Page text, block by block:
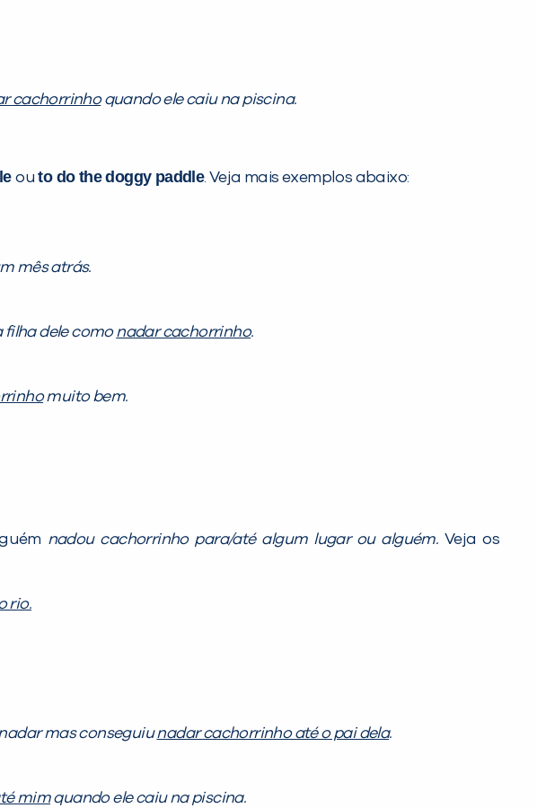
cachorrinhoquando ele caiu na piscina.
outo do the doggy paddle. Veja mais exemplos abaixo:
mês atrás.
filha dele comonadar cachorrinho.
muito bem.
nadou cachorrinho para/até algum lugar ou alguém. Veja os
rio.
mas conseguiunadar cachorrinho até o pai dela.
mimquando ele caiu na piscina.